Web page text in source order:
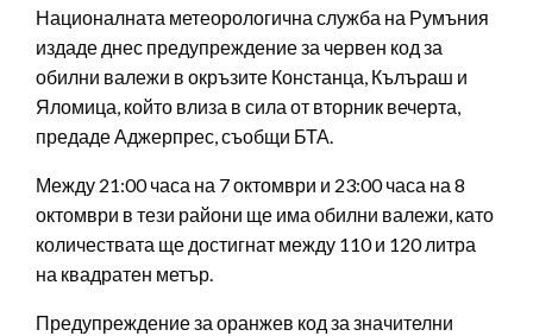
Националната метеорологична служба на Румъния
издаде днес предупреждение за червен код за
обилни валежи в окръзите Констанца, Кълъраш и
Яломица, който влиза в сила от вторник вечерта,
предаде Аджерпрес, съобщи БТА.
Между 21:00 часа на 7 октомври и 23:00 часа на 8
октомври в тези райони ще има обилни валежи, като
количествата ще достигнат между 110 и 120 литра
на квадратен метър.
Предупреждение за оранжев код за значителни